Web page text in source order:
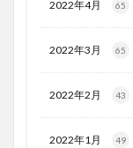
2022年4月 65
2022年3月 65
2022年2月 43
2022年1月 49